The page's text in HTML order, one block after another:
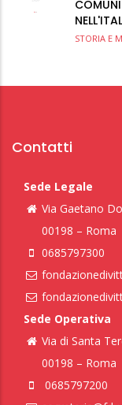
STORIA E
Contatti
Sede Legale
Via Gaetano
00198 – Roma
0685797300
Sede Operativa
Via di Santa
00198 – Roma
0685797200